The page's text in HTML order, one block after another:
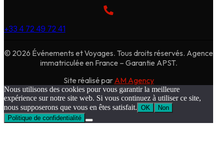
+33 4 72 49 72 41
© 2026 Événements et Voyages. Tous droits réservés. Agence
immatriculée en France – Garantie APST.
Site réalisé par AM Agency
Nous utilisons des cookies pour vous garantir la meilleure
expérience sur notre site web. Si vous continuez à utiliser ce site,
nous supposerons que vous en êtes satisfait. OK
Non
Politique de confidentialité